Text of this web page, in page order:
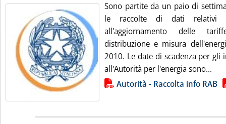
Sono partite da un paio di
le raccolte di dati relativi
all'aggiornamento delle
distribuzione e misura
2010. Le date di scadenza per
all'Autorità per l'energia sono...
Lista allegati PDF alla notiziaAutorità - Raccolta info RAB